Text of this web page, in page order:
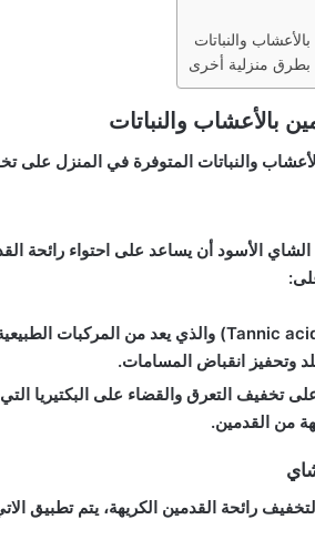
والنباتات
بطرق منزلية أخرى
بالأعشاب والنباتات
والنباتات المتوفرة في المنزل على
الأسود أن يساعد على احتواء رائحة
وتحفيز انقباض المسامات.
تخفيف التعرق والقضاء على البكتيريا
من القدمين.
رائحة القدمين الكريهة، يتم تطبيق